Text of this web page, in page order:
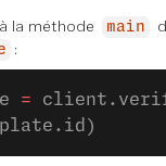
la méthode main
:
=